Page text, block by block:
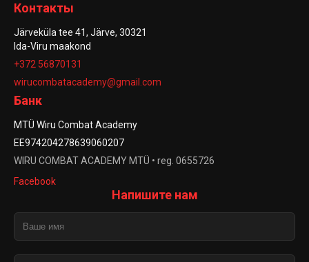
Напишите нам
Контакты
Järveküla tee 41, Järve, 30321
Ida-Viru maakond
+372 56870131
wirucombatacademy@gmail.com
Банк
MTÜ Wiru Combat Academy
EE974204278639060207
WIRU COMBAT ACADEMY MTÜ • reg. 0655726
Facebook